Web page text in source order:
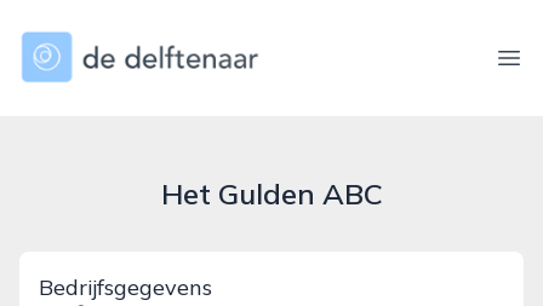
dedelftenaar.nl
Het Gulden ABC
Bedrijfsgegevens